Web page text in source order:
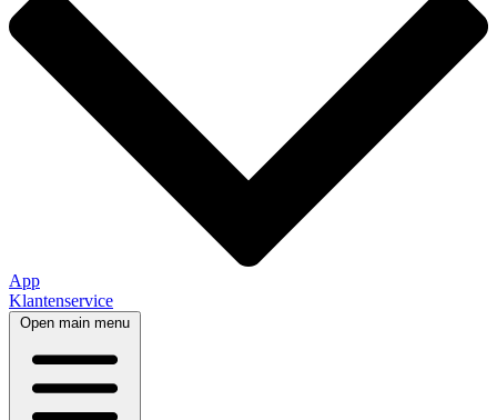
App
Klantenservice
Open main menu